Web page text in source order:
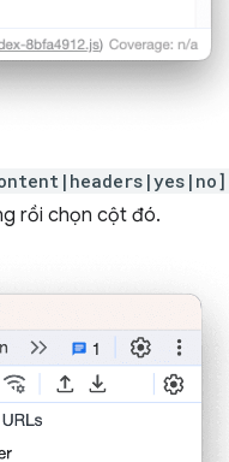
rồi chọn cột đó.